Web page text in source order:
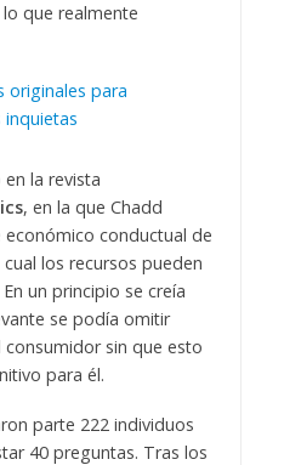
que realmente
originales para
la revista
, en la que Chadd
conductual de
los recursos pueden
un principio se creía
se podía omitir
sin que esto
para él.
parte 222 individuos
40 preguntas. Tras los